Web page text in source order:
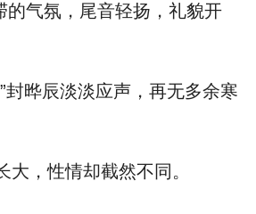
的气氛，尾音轻扬，礼貌开
晔辰淡淡应声，再无多余寒
，性情却截然不同。